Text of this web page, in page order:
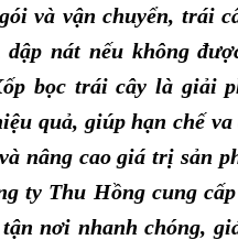
và vận chuyển, trái
nát nếu không
bọc trái cây là giải
quả, giúp hạn chế
nâng cao giá trị sản
ty Thu Hồng cung
nơi nhanh chóng,